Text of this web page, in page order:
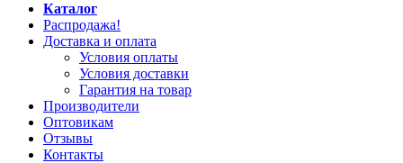
Каталог
Распродажа!
Доставка и оплата
Условия оплаты
Условия доставки
Гарантия на товар
Производители
Оптовикам
Отзывы
Контакты